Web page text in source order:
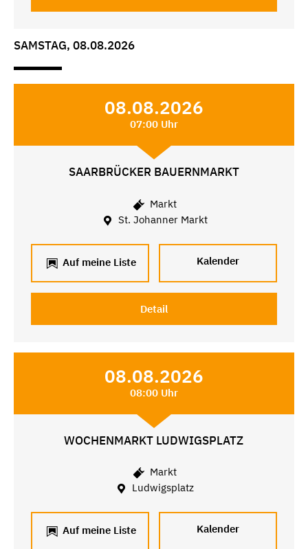
SAMSTAG, 08.08.2026
08.08.2026
07:00 Uhr
SAARBRÜCKER BAUERNMARKT
Markt
St. Johanner Markt
Auf meine Liste Kalender
Detail
08.08.2026
08:00 Uhr
WOCHENMARKT LUDWIGSPLATZ
Markt
Ludwigsplatz
Auf meine Liste Kalender